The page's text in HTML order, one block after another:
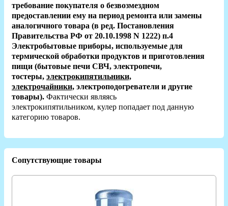
требование покупателя о безвозмездном
предоставлении ему на период ремонта или замены
аналогичного товара (в ред. Постановления
Правительства РФ от 20.10.1998 N 1222) п.4
Электробытовые приборы, используемые для
термической обработки продуктов и приготовления
пищи (бытовые печи СВЧ, электропечи,
тостеры, электрокипятильники,
электрочайники, электроподогреватели и другие
товары). Фактически являясь
электрокипятильником, кулер попадает под данную
категорию товаров.
Сопутствующие товары